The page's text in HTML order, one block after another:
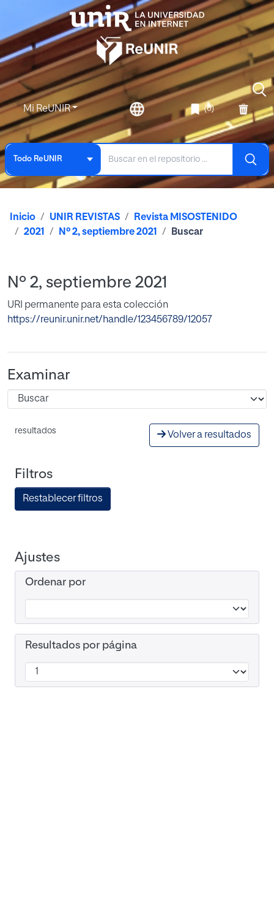
Mi ReUNIR (0)
Todo ReUNIR
Inicio UNIR REVISTAS
Revista MISOSTENIDO
2021
Nº 2, septiembre 2021 Buscar
Nº 2, septiembre 2021
URI permanente para esta colección
https://reunir.unir.net/handle/123456789/12057
Examinar
resultados Volver a resultados
Filtros
Restablecer filtros
Ajustes
Ordenar por
Resultados por página